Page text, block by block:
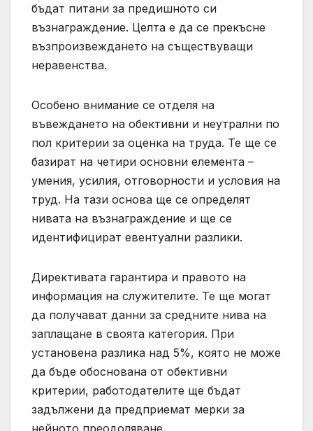
бъдат питани за предишното си
възнаграждение. Целта е да се прекъсне
възпроизвеждането на съществуващи
неравенства.
Особено внимание се отделя на
въвеждането на обективни и неутрални по
пол критерии за оценка на труда. Те ще се
базират на четири основни елемента –
умения, усилия, отговорности и условия на
труд. На тази основа ще се определят
нивата на възнаграждение и ще се
идентифицират евентуални разлики.
Директивата гарантира и правото на
информация на служителите. Те ще могат
да получават данни за средните нива на
заплащане в своята категория. При
установена разлика над 5%, която не може
да бъде обоснована от обективни
критерии, работодателите ще бъдат
задължени да предприемат мерки за